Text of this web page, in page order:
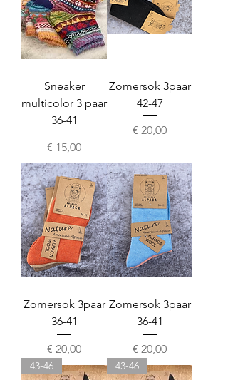
Sneaker
multicolor 3 paar
36-41
Prijs
€ 15,00
Zomersok 3paar
42-47
Prijs
€ 20,00
Zomersok 3paar
36-41
Prijs
€ 20,00
Zomersok 3paar
36-41
Prijs
€ 20,00
43-46 43-46